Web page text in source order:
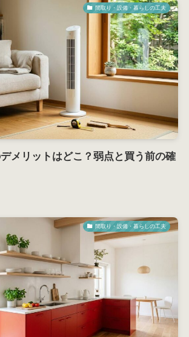
間取り・設備・暮らしの工夫
メリットはどこ？弱点と買う前の確
間取り・設備・暮らしの工夫